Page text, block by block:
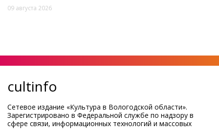
09 августа 2026
cultinfo
Сетевое издание «Культура в Вологодской области».
Зарегистрировано в Федеральной службе по надзору в
сфере связи, информационных технологий и массовых